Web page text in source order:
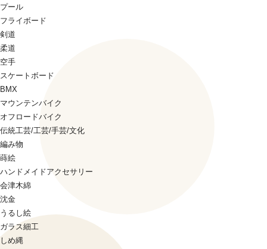
プール
フライボード
剣道
柔道
空手
スケートボード
BMX
マウンテンバイク
オフロードバイク
伝統工芸/工芸/手芸/文化
編み物
蒔絵
ハンドメイドアクセサリー
会津木綿
沈金
うるし絵
ガラス細工
しめ縄